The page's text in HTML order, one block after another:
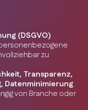
(DSGVO)
zu
Transparenz,
Datenminimierung
von Branche oder